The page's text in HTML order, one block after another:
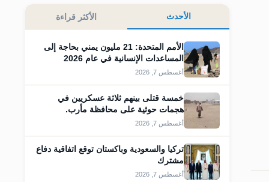
الأحدث الأكثر قراءة
الأمم المتحدة: 21 مليون يمني بحاجة إلى
المساعدات الإنسانية في عام 2026
أغسطس 7, 2026
خمسة قتلى بينهم ثلاثة عسكريين في
هجمات حوثية على محافظة مأرب.
أغسطس 7, 2026
تركيا والسعودية وباكستان توقع اتفاقية دفاع
⁠مشترك
أغسطس 7, 2026